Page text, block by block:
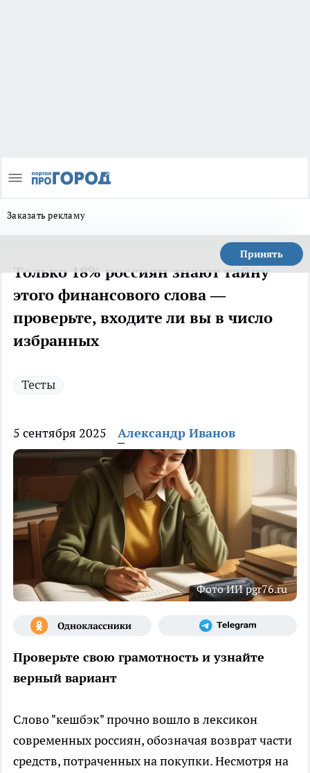
Заказать рекламу
Принять
Только 18% россиян знают тайну
этого финансового слова —
проверьте, входите ли вы в число
избранных
Тесты
5 сентября 2025 Александр Иванов
Фото ИИ pgr76.ru
Проверьте свою грамотность и узнайте
верный вариант
Слово "кешбэк" прочно вошло в лексикон
современных россиян, обозначая возврат части
средств, потраченных на покупки. Несмотря на